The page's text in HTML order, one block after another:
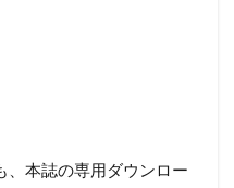
本誌の専用ダウンロー